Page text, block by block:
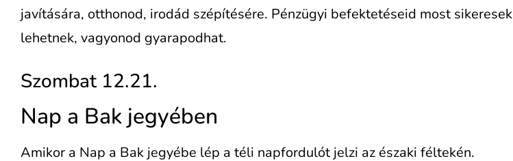
javítására, otthonod, irodád szépítésére. Pénzügyi befektetéseid most sikeresek
lehetnek, vagyonod gyarapodhat.
Szombat 12.21.
Nap a Bak jegyében
Amikor a Nap a Bak jegyébe lép a téli napfordulót jelzi az északi féltekén.